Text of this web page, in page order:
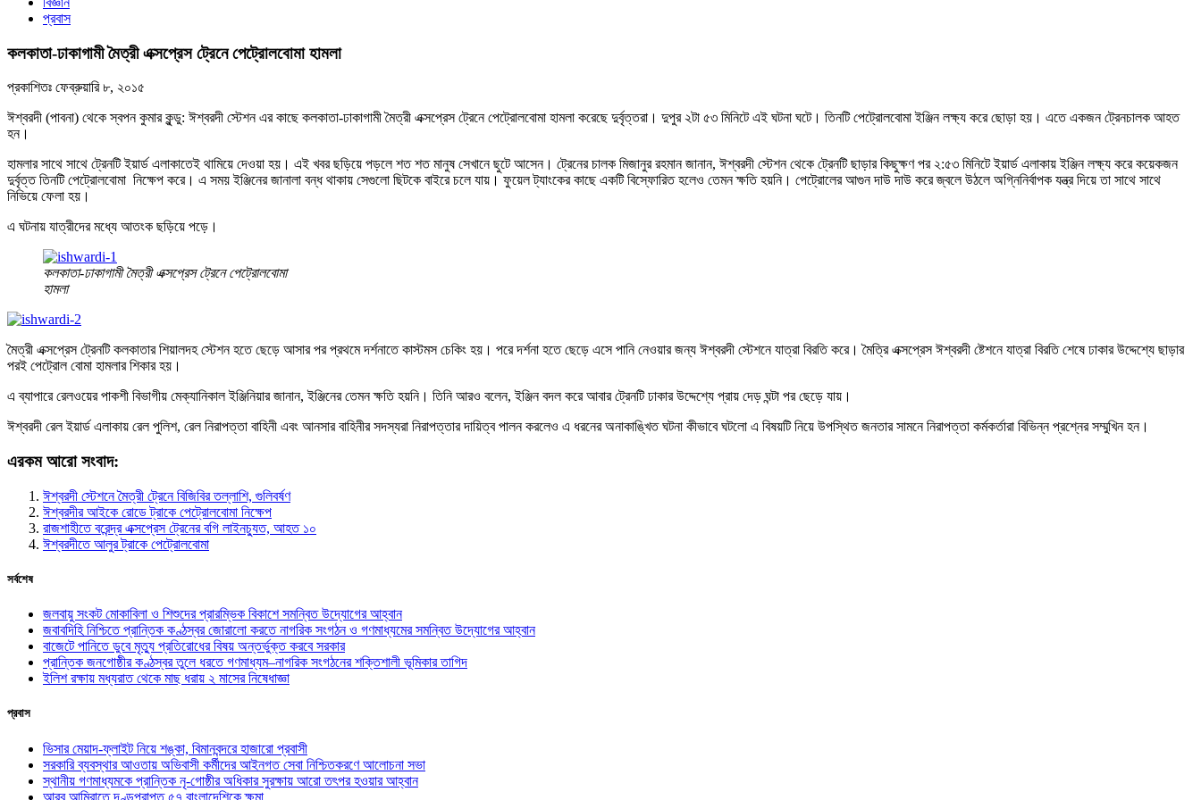
প্রবাস
কলকাতা-ঢাকাগামী মৈত্রী এক্সপ্রেস ট্রেনে পেট্রোলবোমা হামলা
প্রকাশিতঃ ফেব্রুয়ারি ৮, ২০১৫
ঈশ্বরদী (পাবনা) থেকে স্বপন কুমার কুন্ডু: ঈশ্বরদী স্টেশন এর কাছে কলকাতা-ঢাকাগামী মৈত্রী এক্সপ্রেস ট্রেনে পেট্রোলবোমা হামলা করেছে দুর্বৃত্তরা। দুপুর ২টা ৫৩ মিনিটে এই ঘটনা ঘটে। তিনটি পেট্রোলবোমা ইঞ্জিন লক্ষ্য করে ছোড়া হয়। এতে একজন ট্রেনচালক আহত
হন।
হামলার সাথে সাথে ট্রেনটি ইয়ার্ড এলাকাতেই থামিয়ে দেওয়া হয়। এই খবর ছড়িয়ে পড়লে শত শত মানুষ সেখানে ছুটে আসেন। ট্রেনের চালক মিজানুর রহমান জানান, ঈশ্বরদী স্টেশন থেকে ট্রেনটি ছাড়ার কিছুক্ষণ পর ২:৫৩ মিনিটে ইয়ার্ড এলাকায় ইঞ্জিন লক্ষ্য করে কয়েকজন
দুর্বৃত্ত তিনটি পেট্রোলবোমা নিক্ষেপ করে। এ সময় ইঞ্জিনের জানালা বন্ধ থাকায় সেগুলো ছিটকে বাইরে চলে যায়। ফুয়েল ট্যাংকের কাছে একটি বিস্ফোরিত হলেও তেমন ক্ষতি হয়নি। পেট্রোলের আগুন দাউ দাউ করে জ্বলে উঠলে অগ্নিনির্বাপক যন্ত্র দিয়ে তা সাথে সাথে
নিভিয়ে ফেলা হয়।
এ ঘটনায় যাত্রীদের মধ্যে আতংক ছড়িয়ে পড়ে।
কলকাতা-ঢাকাগামী মৈত্রী এক্সপ্রেস ট্রেনে পেট্রোলবোমা
হামলা
মৈত্রী এক্সপ্রেস ট্রেনটি কলকাতার শিয়ালদহ স্টেশন হতে ছেড়ে আসার পর প্রথমে দর্শনাতে কাস্টমস চেকিং হয়। পরে দর্শনা হতে ছেড়ে এসে পানি নেওয়ার জন্য ঈশ্বরদী স্টেশনে যাত্রা বিরতি করে। মৈত্রি এক্সপ্রেস ঈশ্বরদী ষ্টেশনে যাত্রা বিরতি শেষে ঢাকার উদ্দেশ্যে ছাড়ার
পরই পেট্রোল বোমা হামলার শিকার হয়।
এ ব্যাপারে রেলওয়ের পাকশী বিভাগীয় মেক্যানিকাল ইঞ্জিনিয়ার জানান, ইঞ্জিনের তেমন ক্ষতি হয়নি। তিনি আরও বলেন, ইঞ্জিন বদল করে আবার ট্রেনটি ঢাকার উদ্দেশ্যে প্রায় দেড় ঘন্টা পর ছেড়ে যায়।
ঈশ্বরদী রেল ইয়ার্ড এলাকায় রেল পুলিশ, রেল নিরাপত্তা বাহিনী এবং আনসার বাহিনীর সদস্যরা নিরাপত্তার দায়িত্ব পালন করলেও এ ধরনের অনাকাঙ্খিত ঘটনা কীভাবে ঘটলো এ বিষয়টি নিয়ে উপস্থিত জনতার সামনে নিরাপত্তা কর্মকর্তারা বিভিন্ন প্রশ্নের সম্মুখিন হন।
এরকম আরো সংবাদ:
ঈশ্বরদী স্টেশনে মৈত্রী ট্রেনে বিজিবির তল্লাশি, গুলিবর্ষণ
ঈশ্বরদীর আইকে রোডে ট্রাকে পেট্রোলবোমা নিক্ষেপ
রাজশাহীতে বরেন্দ্র এক্সপ্রেস ট্রেনের বগি লাইনচ্যুত, আহত ১০
ঈশ্বরদীতে আলুর ট্রাকে পেট্রোলবোমা
সর্বশেষ
জলবায়ু সংকট মোকাবিলা ও শিশুদের প্রারম্ভিক বিকাশে সমন্বিত উদ্যোগের আহ্বান
জবাবদিহি নিশ্চিতে প্রান্তিক কণ্ঠস্বর জোরালো করতে নাগরিক সংগঠন ও গণমাধ্যমের সমন্বিত উদ্যোগের আহ্বান
বাজেটে পানিতে ডুবে মৃত্যু প্রতিরোধের বিষয় অন্তর্ভুক্ত করবে সরকার
প্রান্তিক জনগোষ্ঠীর কণ্ঠস্বর তুলে ধরতে গণমাধ্যম–নাগরিক সংগঠনের শক্তিশালী ভূমিকার তাগিদ
ইলিশ রক্ষায় মধ্যরাত থেকে মাছ ধরায় ২ মাসের নিষেধাজ্ঞা
প্রবাস
ভিসার মেয়াদ-ফ্লাইট নিয়ে শঙ্কা, বিমানবন্দরে হাজারো প্রবাসী
সরকারি ব্যবস্থার আওতায় অভিবাসী কর্মীদের আইনগত সেবা নিশ্চিতকরণে আলোচনা সভা
স্থানীয় গণমাধ্যমকে প্রান্তিক নৃ-গোষ্ঠীর অধিকার সুরক্ষায় আরো তৎপর হওয়ার আহ্বান
আরব আমিরাতে দণ্ডপ্রাপ্ত ৫৭ বাংলাদেশিকে ক্ষমা